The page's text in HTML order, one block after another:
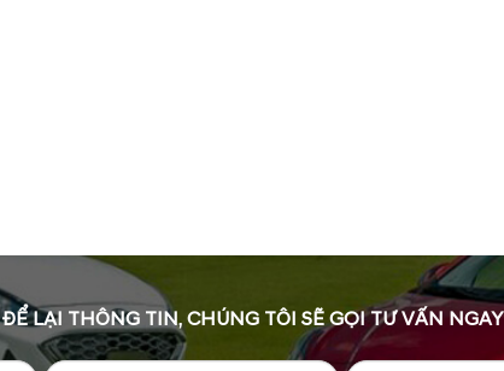
ĐỂ LẠI THÔNG TIN, CHÚNG TÔI SẼ GỌI TƯ VẤN NGAY